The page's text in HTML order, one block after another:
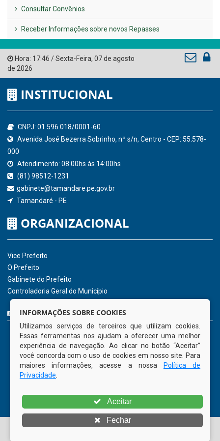
AMUPE
Governo de Pernambuco
Tribunal de Contas do Estado de Pernambuco
Ministério Público do Estado de Pernambuco
Controladoria-Geral da União
Confederação Nacional de Municípios - CNM
QEdu
Consultar Convênios
Receber Informações sobre novos Repasses
Hora:17:46/ Sexta-Feira,07 de agosto
de 2026
INSTITUCIONAL
CNPJ: 01.596.018/0001-60
000
Atendimento: 08:00hs às 14:00hs
(81) 98512-1231
gabinete@tamandare.pe.gov.br
Tamandaré - PE
Vice Prefeito
INFORMAÇÕES SOBRE COOKIES
Utilizamos serviços de terceiros que utilizam cookies.
Essas ferramentas nos ajudam a oferecer uma melhor
experiência de navegação. Ao clicar no botão “Aceitar”
você concorda com o uso de cookies em nosso site. Para
maiores informações, acesse a nossa
Política de
Privacidade
Aceitar
Fechar